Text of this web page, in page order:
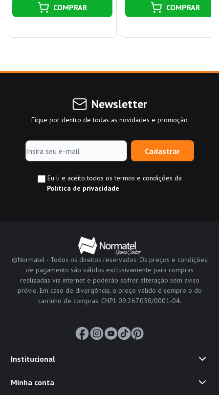
COMPRAR COMPRAR
Newsletter
Fique por dentro de todas as novidades e promoção
Cadastrar
Eu li e aceito todos os termos e condições da
Política de privacidade
©Normatel - Todos os direitos reservados. Os preços e condições
de pagamento são válidos exclusivamente para compras
realizadas via internet e poderão sofrer alteração sem aviso
prévio. Em caso de divergência, o preço válido é sempre o do
carrinho de compras. CNPJ: 09.267.050/0001-04.
Institucional
Minha conta